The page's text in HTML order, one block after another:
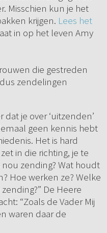
Misschien kun je het
krijgen. Lees het
in op het leven Amy
die gestreden
zendelingen
je over ‘uitzenden’
geen kennis hebt
Het is hard
in die richting, je te
nou zending? Wat houdt
Hoe werken ze? Welke
De Heere
“Zoals de Vader Mij
waren daar de